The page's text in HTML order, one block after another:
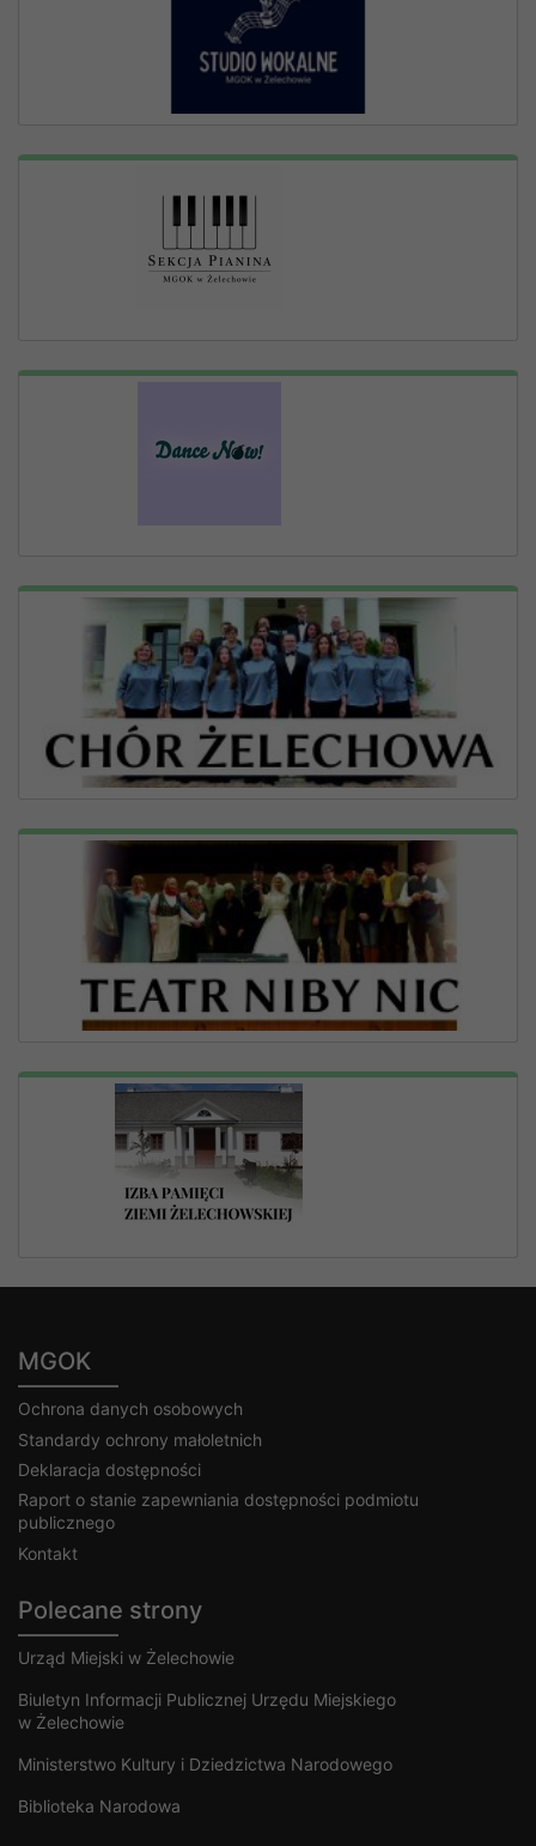
MGOK
Ochrona danych osobowych
Standardy ochrony małoletnich
Deklaracja dostępności
Raport o stanie zapewniania dostępności podmiotu
publicznego
Kontakt
Polecane strony
Urząd Miejski w Żelechowie
Biuletyn Informacji Publicznej Urzędu Miejskiego
w Żelechowie
Ministerstwo Kultury i Dziedzictwa Narodowego
Biblioteka Narodowa